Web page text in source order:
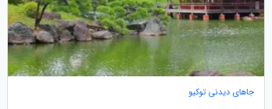
جاهای دیدنی توکیو